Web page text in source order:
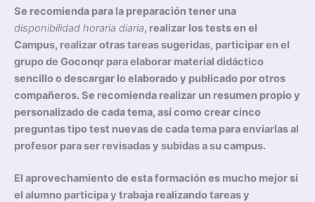
Se recomienda para la preparación tener una
disponibilidad horaria diaria, realizar los tests en el
Campus, realizar otras tareas sugeridas, participar en el
grupo de Goconqr para elaborar material didáctico
sencillo o descargar lo elaborado y publicado por otros
compañeros. Se recomienda realizar un resumen propio y
personalizado de cada tema, así como crear cinco
preguntas tipo test nuevas de cada tema para enviarlas al
profesor para ser revisadas y subidas a su campus.
El aprovechamiento de esta formación es mucho mejor si
el alumno participa y trabaja realizando tareas y